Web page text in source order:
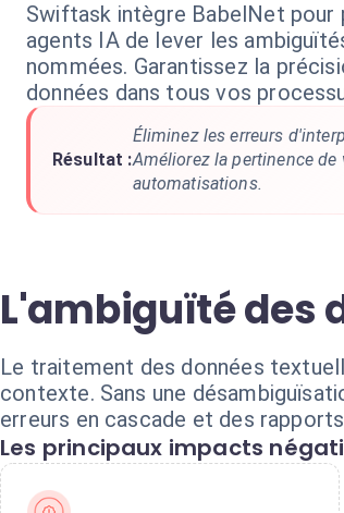
Swiftask intègre BabelNet pour
agents IA de lever les
nommées. Garantissez la
données dans tous vos
Résultat :
Éliminez les erreurs
Améliorez la pertinence de
automatisations.
L'ambiguïté des
Le traitement des données
contexte. Sans une
erreurs en cascade et des
Les principaux impacts